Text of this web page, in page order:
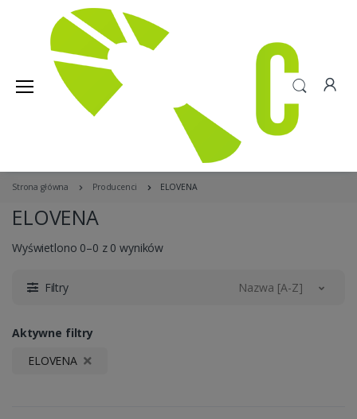
Strona główna Producenci ELOVENA
ELOVENA
Wyświetlono 0–0 z 0 wyników
Filtry Nazwa [A-Z]
Aktywne filtry
ELOVENA